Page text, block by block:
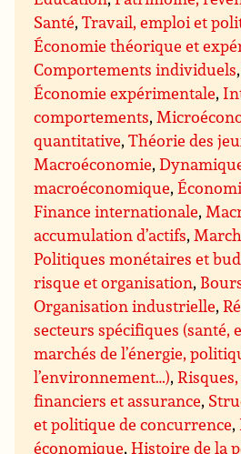
Santé,Travail, emploi et
Économie théorique et
Comportements individuels
Économie expérimentale,
comportements,
quantitative,Théorie des
Macroéconomie,
macroéconomique,
Finance internationale,
accumulation d’actifs,
Politiques monétaires et
risque et organisation,
Organisation industrielle,
secteurs spécifiques (santé,
marchés de l’énergie,
l’environnement…),
financiers et assurance,
et politique de concurrence,
économique,Histoire de la